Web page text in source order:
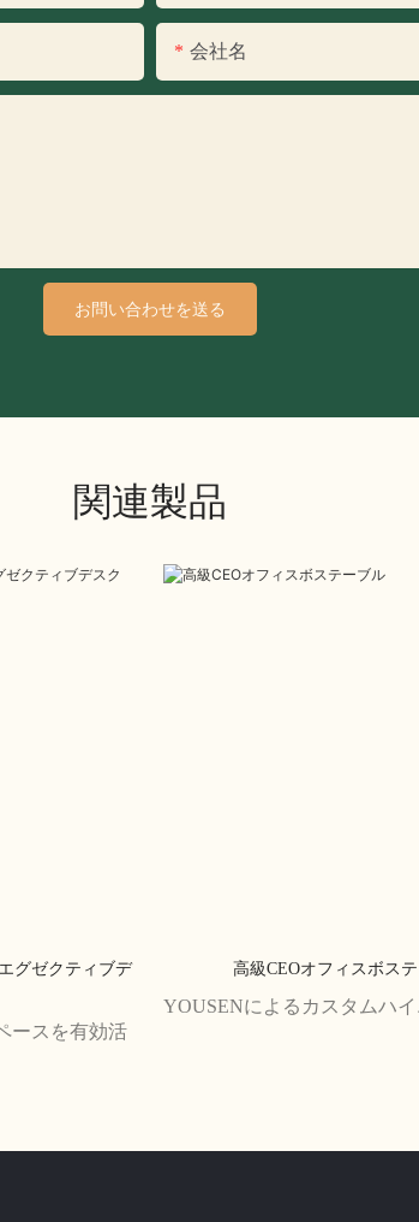
会社名
お問い合わせを送る
関連製品
グゼクティブデ
ースを有効活
高級CEOオフィスボス
YOUSENによるカスタムハ